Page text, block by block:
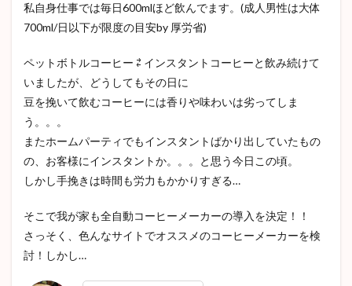
私自身仕事では毎日600mlほど飲んでます。(成人男性は大体
700ml/日以下が限度の目安by 厚労省)
ペットボトルコーヒー ⇄ インスタントコーヒーと飲み続けて
いましたが、どうしてもその日に
豆を挽いて飲むコーヒーには香りや味わいは劣ってしま
う。。。
またホームパーティでもインスタントばかり出していたもの
の、お客様にインスタントか。。。と思う今日この頃。
しかし手挽きは時間も労力もかかりすぎる…
そこで我が家も全自動コーヒーメーカーの導入を決定！！
さっそく、色んなサイトでオススメのコーヒーメーカーを検
討！しかし…